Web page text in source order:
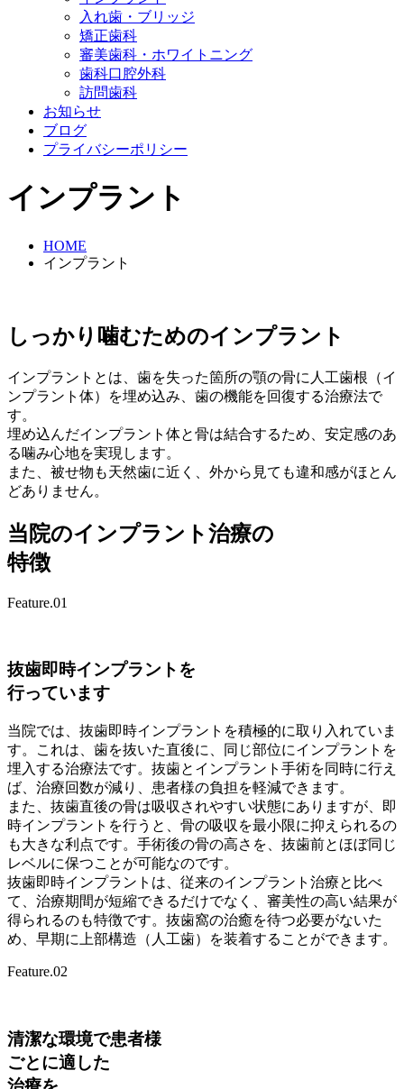
入れ歯・ブリッジ
矯正歯科
審美歯科・ホワイトニング
歯科口腔外科
訪問歯科
お知らせ
ブログ
プライバシーポリシー
インプラント
HOME
インプラント
しっかり噛むためのインプラント
インプラントとは、歯を失った箇所の顎の骨に人工歯根（イ
ンプラント体）を埋め込み、歯の機能を回復する治療法で
す。
埋め込んだインプラント体と骨は結合するため、安定感のあ
る噛み心地を実現します。
また、被せ物も天然歯に近く、外から見ても違和感がほとん
どありません。
当院のインプラント治療の
特徴
Feature.01
抜歯即時インプラントを
行っています
当院では、抜歯即時インプラントを積極的に取り入れていま
す。これは、歯を抜いた直後に、同じ部位にインプラントを
埋入する治療法です。抜歯とインプラント手術を同時に行え
ば、治療回数が減り、患者様の負担を軽減できます。
また、抜歯直後の骨は吸収されやすい状態にありますが、即
時インプラントを行うと、骨の吸収を最小限に抑えられるの
も大きな利点です。手術後の骨の高さを、抜歯前とほぼ同じ
レベルに保つことが可能なのです。
抜歯即時インプラントは、従来のインプラント治療と比べ
て、治療期間が短縮できるだけでなく、審美性の高い結果が
得られるのも特徴です。抜歯窩の治癒を待つ必要がないた
め、早期に上部構造（人工歯）を装着することができます。
Feature.02
清潔な環境で患者様
ごとに適した